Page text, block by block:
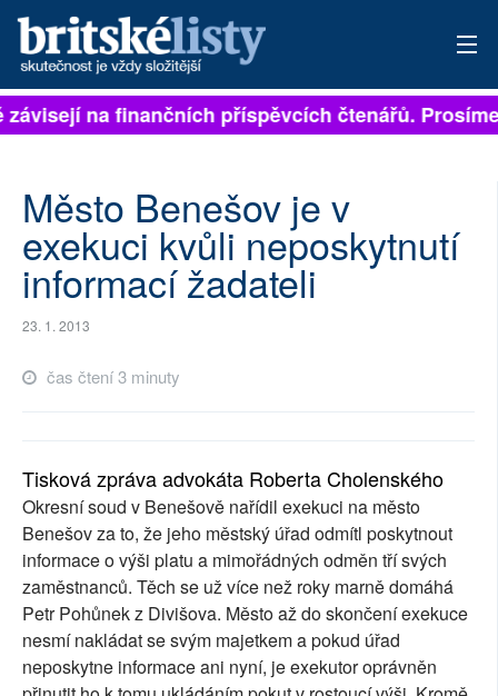
PŘIHLÁSIT
ARCHIV
ROZHOVORY
TÉMATA
NEJČTENĚJŠÍ ZA 7 DNÍ
PŘÍSPĚVKY NA PROVOZ
SOCIÁLNÍ SÍTĚ
RUBRIKY
PLNÁ VERZE STRÁNEK
na finančních příspěvcích čtenářů.
Město Benešov je v
exekuci kvůli neposkytnutí
informací žadateli
23. 1. 2013
čas čtení 3 minuty
Tisková zpráva advokáta Roberta Cholenského
Okresní soud v Benešově nařídil exekuci na město
Benešov za to, že jeho městský úřad odmítl poskytnout
informace o výši platu a mimořádných odměn tří svých
zaměstnanců. Těch se už více než roky marně domáhá
Petr Pohůnek z Divišova. Město až do skončení exekuce
nesmí nakládat se svým majetkem a pokud úřad
neposkytne informace ani nyní, je exekutor oprávněn